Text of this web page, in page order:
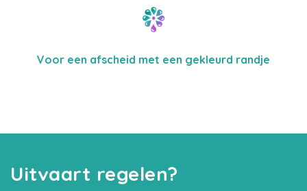
Voor een afscheid met een gekleurd randje
Uitvaart regelen?